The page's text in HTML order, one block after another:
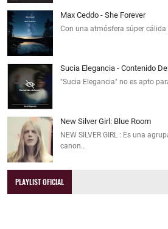
Max Ceddo - She Forever
Con una atmósfera súper
Sucia Elegancia - Contenido
"Sucia Elegancia" no es apto
New Silver Girl: Blue Room
NEW SILVER GIRL : Es una
canon…
PLAYLIST OFICIAL